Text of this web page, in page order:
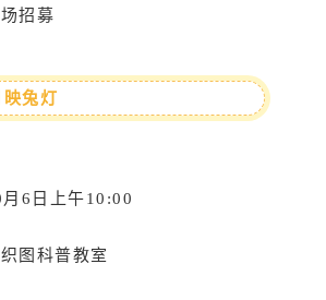
招募
映兔灯
月6日上午10:00
图科普教室